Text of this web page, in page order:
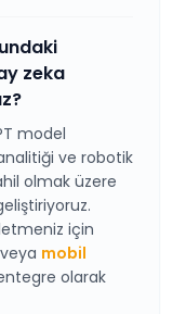
zeka
model
ve robotik
olmak üzere
için
veya mobil
olarak